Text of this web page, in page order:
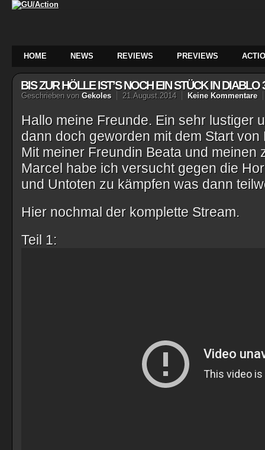
HOME NEWS REVIEWS PREVIEWS
BIS ZUR HÖLLE IST’S NOCH EIN STÜCK IN
Geschrieben von Gekoles 21.August.2014 Keine Kommentare
Hallo meine Freunde. Ein sehr lustiger
dann doch geworden mit dem Start
Mit meiner Freundin Beata und meinen
Marcel habe ich versucht gegen die
und Untoten zu kämpfen was dann
Hier nochmal der komplette Stream.
Teil 1: